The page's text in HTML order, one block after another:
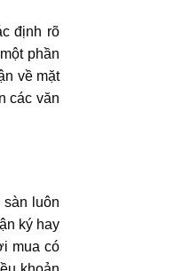
định rõ
phần
về mặt
các văn
luôn
ký hay
mua có